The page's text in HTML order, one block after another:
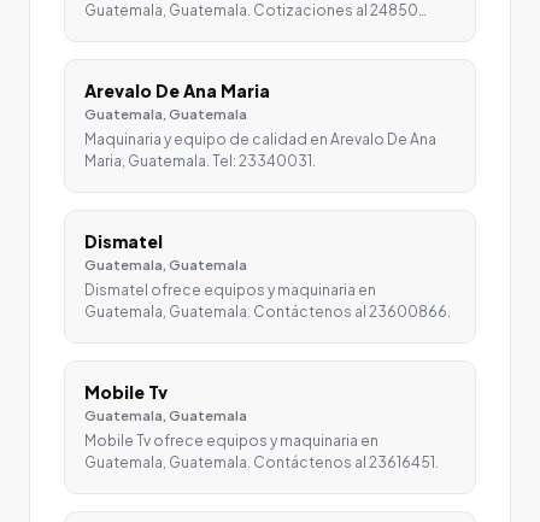
Guatemala, Guatemala. Cotizaciones al 24850…
Arevalo De Ana Maria
Guatemala, Guatemala
Maquinaria y equipo de calidad en Arevalo De Ana
Maria, Guatemala. Tel: 23340031.
Dismatel
Guatemala, Guatemala
Dismatel ofrece equipos y maquinaria en
Guatemala, Guatemala. Contáctenos al 23600866.
Mobile Tv
Guatemala, Guatemala
Mobile Tv ofrece equipos y maquinaria en
Guatemala, Guatemala. Contáctenos al 23616451.